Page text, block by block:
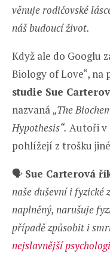
věnuje rodičovské
náš budoucí život.
Když ale do Googlu
Biology of Love“, na
studie Sue
nazvaná„The
Hypothesis“. Autoři v
pohlížejí z trošku
🗣️ Sue Carterová
naše duševní i
naplněný, narušuje
případě způsobit i
nejslavnější